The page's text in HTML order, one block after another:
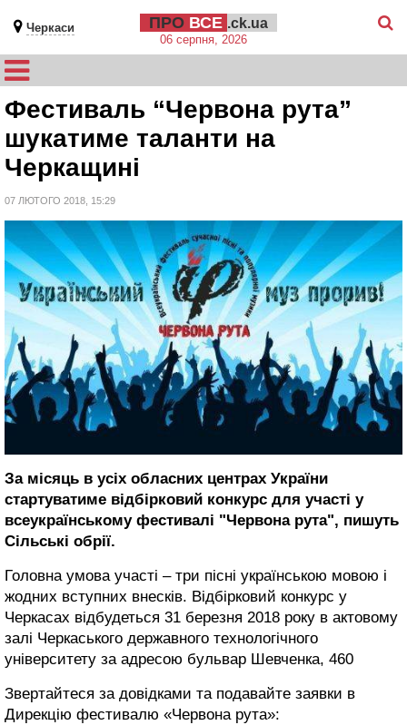
Черкаси ПРО ВСЕ .ck.ua
06 серпня, 2026
Фестиваль “Червона рута”
шукатиме таланти на
Черкащині
07 ЛЮТОГО 2018, 15:29
За місяць в усіх обласних центрах України
стартуватиме відбірковий конкурс для участі у
всеукраїнському фестивалі "Червона рута", пишуть
Сільські обрії.
Головна умова участі – три пісні українською мовою і
жодних вступних внесків. Відбірковий конкурс у
Черкасах відбудеться 31 березня 2018 року в актовому
залі Черкаського державного технологічного
університету за адресою бульвар Шевченка, 460
Звертайтеся за довідками та подавайте заявки в
Дирекцію фестивалю «Червона рута»: